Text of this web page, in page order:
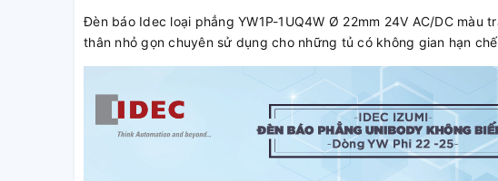
Đèn báo Idec loại phẳng YW1P-1UQ4W Ø 22mm 24V AC/DC màu
thân nhỏ gọn chuyên sử dụng cho những tủ có không gian hạn